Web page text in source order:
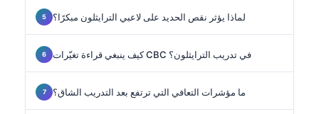
لماذا يؤثر نقص الحديد على لاعبي الترايثلون مبكرًا؟
كيف ينبغي قراءة تغيّرات CBC في تدريب الترايثلون؟
ما مؤشرات التعافي التي ترتفع بعد التدريب الشاق؟